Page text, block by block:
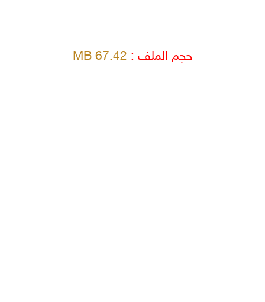
حجم الملف : 67.42 MB